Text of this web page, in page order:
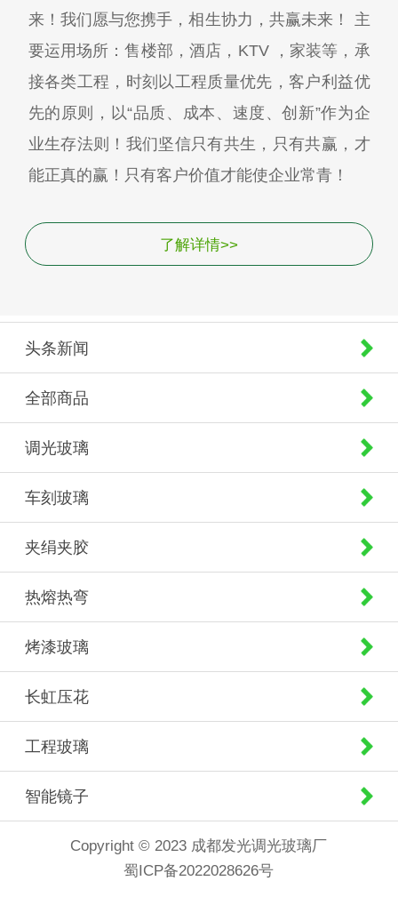
来！我们愿与您携手，相生协力，共赢未来！ 主
要运用场所：售楼部，酒店，KTV ，家装等，承
接各类工程，时刻以工程质量优先，客户利益优
先的原则，以“品质、成本、速度、创新”作为企
业生存法则！我们坚信只有共生，只有共赢，才
能正真的赢！只有客户价值才能使企业常青！
了解详情>>
头条新闻
全部商品
调光玻璃
车刻玻璃
夹绢夹胶
热熔热弯
烤漆玻璃
长虹压花
工程玻璃
智能镜子
Copyright © 2023 成都发光调光玻璃厂
蜀ICP备2022028626号